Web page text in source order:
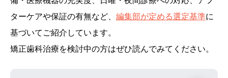
ターケアや保証の有無など、 編集部が定める選定基準に
基づいてご紹介しています。
矯正歯科治療を検討中の方はぜひ読んでみてください。